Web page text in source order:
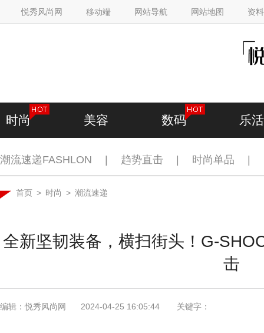
悦秀风尚网 移动端 网站导航 网站地图 资
时尚 美容 数码 乐活
潮流速递FASHLON 趋势直击 时尚单品
首页 > 时尚 > 潮流速递
全新坚韧装备，横扫街头！G-
击
编辑：悦秀风尚网 2024-04-25 16:05:44 关键字：